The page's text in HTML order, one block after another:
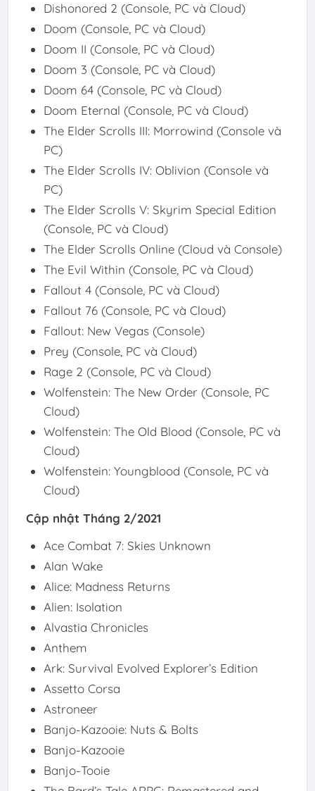
Dishonored 2 (Console, PC và Cloud)
Doom (Console, PC và Cloud)
Doom II (Console, PC và Cloud)
Doom 3 (Console, PC và Cloud)
Doom 64 (Console, PC và Cloud)
Doom Eternal (Console, PC và Cloud)
The Elder Scrolls III: Morrowind (Console và
PC)
The Elder Scrolls IV: Oblivion (Console và
PC)
The Elder Scrolls V: Skyrim Special Edition
(Console, PC và Cloud)
The Elder Scrolls Online (Cloud và Console)
The Evil Within (Console, PC và Cloud)
Fallout 4 (Console, PC và Cloud)
Fallout 76 (Console, PC và Cloud)
Fallout: New Vegas (Console)
Prey (Console, PC và Cloud)
Rage 2 (Console, PC và Cloud)
Wolfenstein: The New Order (Console, PC
Cloud)
Wolfenstein: The Old Blood (Console, PC và
Cloud)
Wolfenstein: Youngblood (Console, PC và
Cloud)
Cập nhật Tháng 2/2021
Ace Combat 7: Skies Unknown
Alan Wake
Alice: Madness Returns
Alien: Isolation
Alvastia Chronicles
Anthem
Ark: Survival Evolved Explorer’s Edition
Assetto Corsa
Astroneer
Banjo-Kazooie: Nuts & Bolts
Banjo-Kazooie
Banjo-Tooie